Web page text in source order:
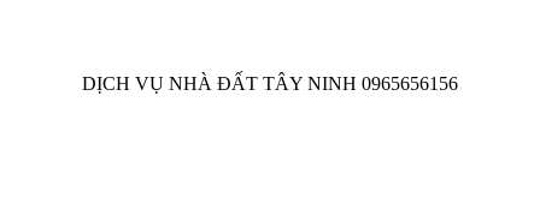
DỊCH VỤ NHÀ ĐẤT TÂY NINH 0965656156